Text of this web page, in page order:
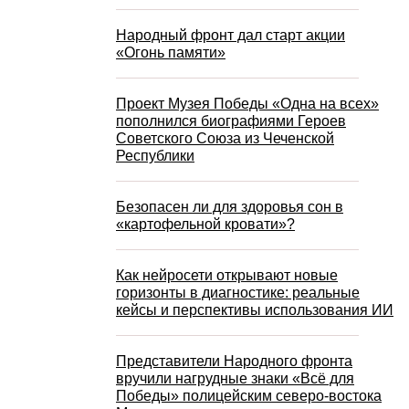
Народный фронт дал старт акции
«Огонь памяти»
Проект Музея Победы «Одна на всех»
пополнился биографиями Героев
Советского Союза из Чеченской
Республики
Безопасен ли для здоровья сон в
«картофельной кровати»?
Как нейросети открывают новые
горизонты в диагностике: реальные
кейсы и перспективы использования ИИ
Представители Народного фронта
вручили нагрудные знаки «Всё для
Победы» полицейским северо-востока